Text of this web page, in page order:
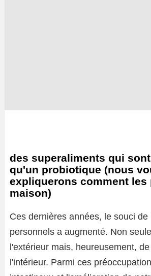
des superaliments qui
qu'un probiotique (nous
expliquerons comment les
maison)
Ces dernières années, le souci de
personnels a augmenté. Non
l'extérieur mais, heureusement,
l'intérieur. Parmi ces